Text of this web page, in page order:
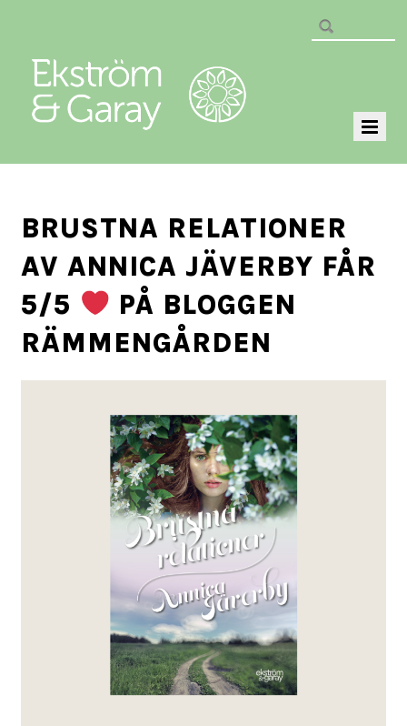
BRUSTNA RELATIONER
AV ANNICA JÄVERBY FÅR
5/5
PÅ BLOGGEN
RÄMMENGÅRDEN